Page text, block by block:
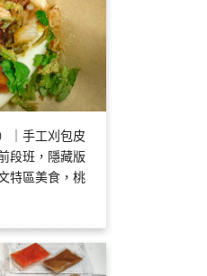
｜手工刈包皮
段班，隱藏版
特區美食，桃